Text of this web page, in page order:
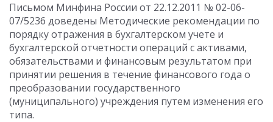
Письмом Минфина России от 22.12.2011 № 02-06-
07/5236 доведены Методические рекомендации по
порядку отражения в бухгалтерском учете и
бухгалтерской отчетности операций с активами,
обязательствами и финансовым результатом при
принятии решения в течение финансового года о
преобразовании государственного
(муниципального) учреждения путем изменения его
типа.